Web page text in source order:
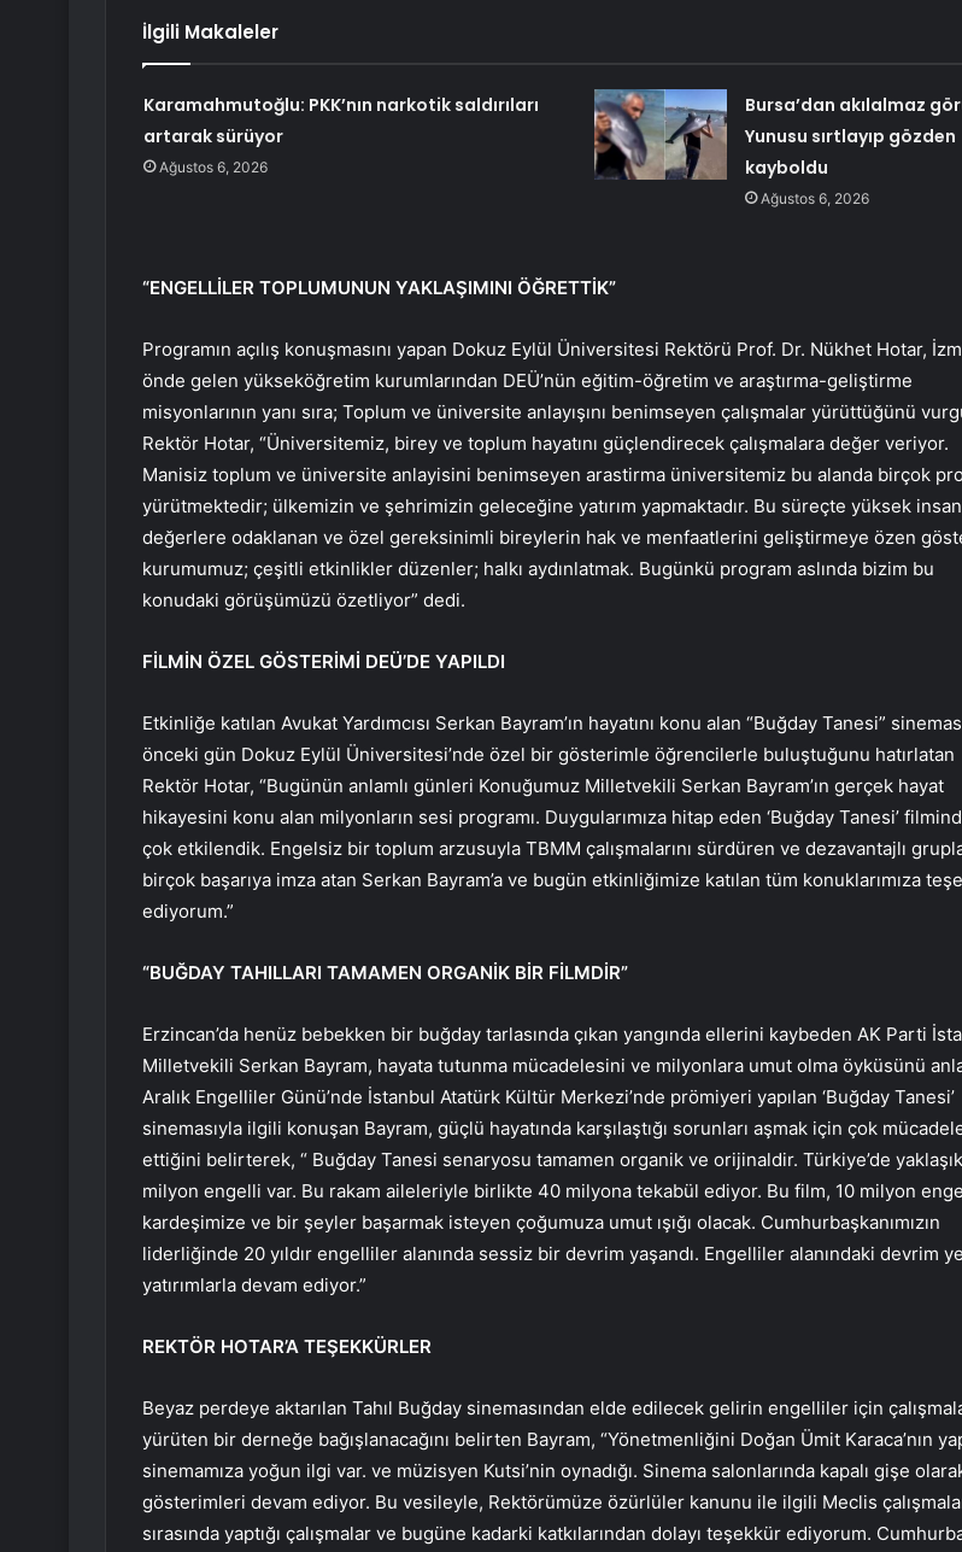
İlgili Makaleler
Karamahmutoğlu: PKK’nın narkotik saldırıları
artarak sürüyor
Ağustos 6, 2026
Bursa’dan akılalmaz
Yunusu sırtlayıp gözden
kayboldu
Ağustos 6, 2026
“ENGELLİLER TOPLUMUNUN YAKLAŞIMINI ÖĞRETTİK”
Programın açılış konuşmasını yapan Dokuz Eylül Üniversitesi Rektörü Prof. Dr. Nükhet Hotar,
önde gelen yükseköğretim kurumlarından DEÜ’nün eğitim-öğretim ve araştırma-geliştirme
misyonlarının yanı sıra; Toplum ve üniversite anlayışını benimseyen çalışmalar yürüttüğünü
Rektör Hotar, “Üniversitemiz, birey ve toplum hayatını güçlendirecek çalışmalara değer veriyor.
Manisiz toplum ve üniversite anlayisini benimseyen arastirma üniversitemiz bu alanda birçok
yürütmektedir; ülkemizin ve şehrimizin geleceğine yatırım yapmaktadır. Bu süreçte yüksek
değerlere odaklanan ve özel gereksinimli bireylerin hak ve menfaatlerini geliştirmeye özen
kurumumuz; çeşitli etkinlikler düzenler; halkı aydınlatmak. Bugünkü program aslında bizim bu
konudaki görüşümüzü özetliyor” dedi.
FİLMİN ÖZEL GÖSTERİMİ DEÜ’DE YAPILDI
Etkinliğe katılan Avukat Yardımcısı Serkan Bayram’ın hayatını konu alan “Buğday Tanesi”
önceki gün Dokuz Eylül Üniversitesi’nde özel bir gösterimle öğrencilerle buluştuğunu hatırlatan
Rektör Hotar, “Bugünün anlamlı günleri Konuğumuz Milletvekili Serkan Bayram’ın gerçek hayat
hikayesini konu alan milyonların sesi programı. Duygularımıza hitap eden ‘Buğday Tanesi’
çok etkilendik. Engelsiz bir toplum arzusuyla TBMM çalışmalarını sürdüren ve dezavantajlı
birçok başarıya imza atan Serkan Bayram’a ve bugün etkinliğimize katılan tüm konuklarımıza
ediyorum.”
“BUĞDAY TAHILLARI TAMAMEN ORGANİK BİR FİLMDİR”
Erzincan’da henüz bebekken bir buğday tarlasında çıkan yangında ellerini kaybeden AK Parti
Milletvekili Serkan Bayram, hayata tutunma mücadelesini ve milyonlara umut olma öyküsünü
Aralık Engelliler Günü’nde İstanbul Atatürk Kültür Merkezi’nde prömiyeri yapılan ‘Buğday Tanesi’
sinemasıyla ilgili konuşan Bayram, güçlü hayatında karşılaştığı sorunları aşmak için çok
ettiğini belirterek, “ Buğday Tanesi senaryosu tamamen organik ve orijinaldir. Türkiye’de
milyon engelli var. Bu rakam aileleriyle birlikte 40 milyona tekabül ediyor. Bu film, 10 milyon
kardeşimize ve bir şeyler başarmak isteyen çoğumuza umut ışığı olacak. Cumhurbaşkanımızın
liderliğinde 20 yıldır engelliler alanında sessiz bir devrim yaşandı. Engelliler alanındaki devrim
yatırımlarla devam ediyor.”
REKTÖR HOTAR’A TEŞEKKÜRLER
Beyaz perdeye aktarılan Tahıl Buğday sinemasından elde edilecek gelirin engelliler için
yürüten bir derneğe bağışlanacağını belirten Bayram, “Yönetmenliğini Doğan Ümit Karaca’nın
sinemamıza yoğun ilgi var. ve müzisyen Kutsi’nin oynadığı. Sinema salonlarında kapalı gişe
gösterimleri devam ediyor. Bu vesileyle, Rektörümüze özürlüler kanunu ile ilgili Meclis
sırasında yaptığı çalışmalar ve bugüne kadarki katkılarından dolayı teşekkür ediyorum.